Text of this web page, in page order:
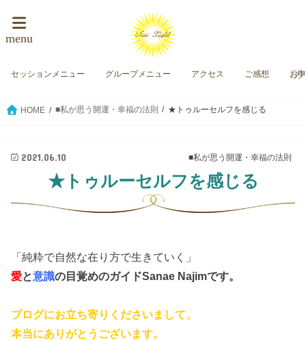
menu
セッションメニュー グループメニュー アクセス ご感想 お
HOME ■私が思う開運・幸福の法則 ★トゥルーセルフを感じる
■私が思う開運・幸福の法則
2021.06.10
★トゥルーセルフを感じる
「純粋で自然な在り方で生きていく」
愛と意識の目覚めのガイドSanae Najimです。
ブログにお立ち寄りくださいまして、
本当にありがとうございます。